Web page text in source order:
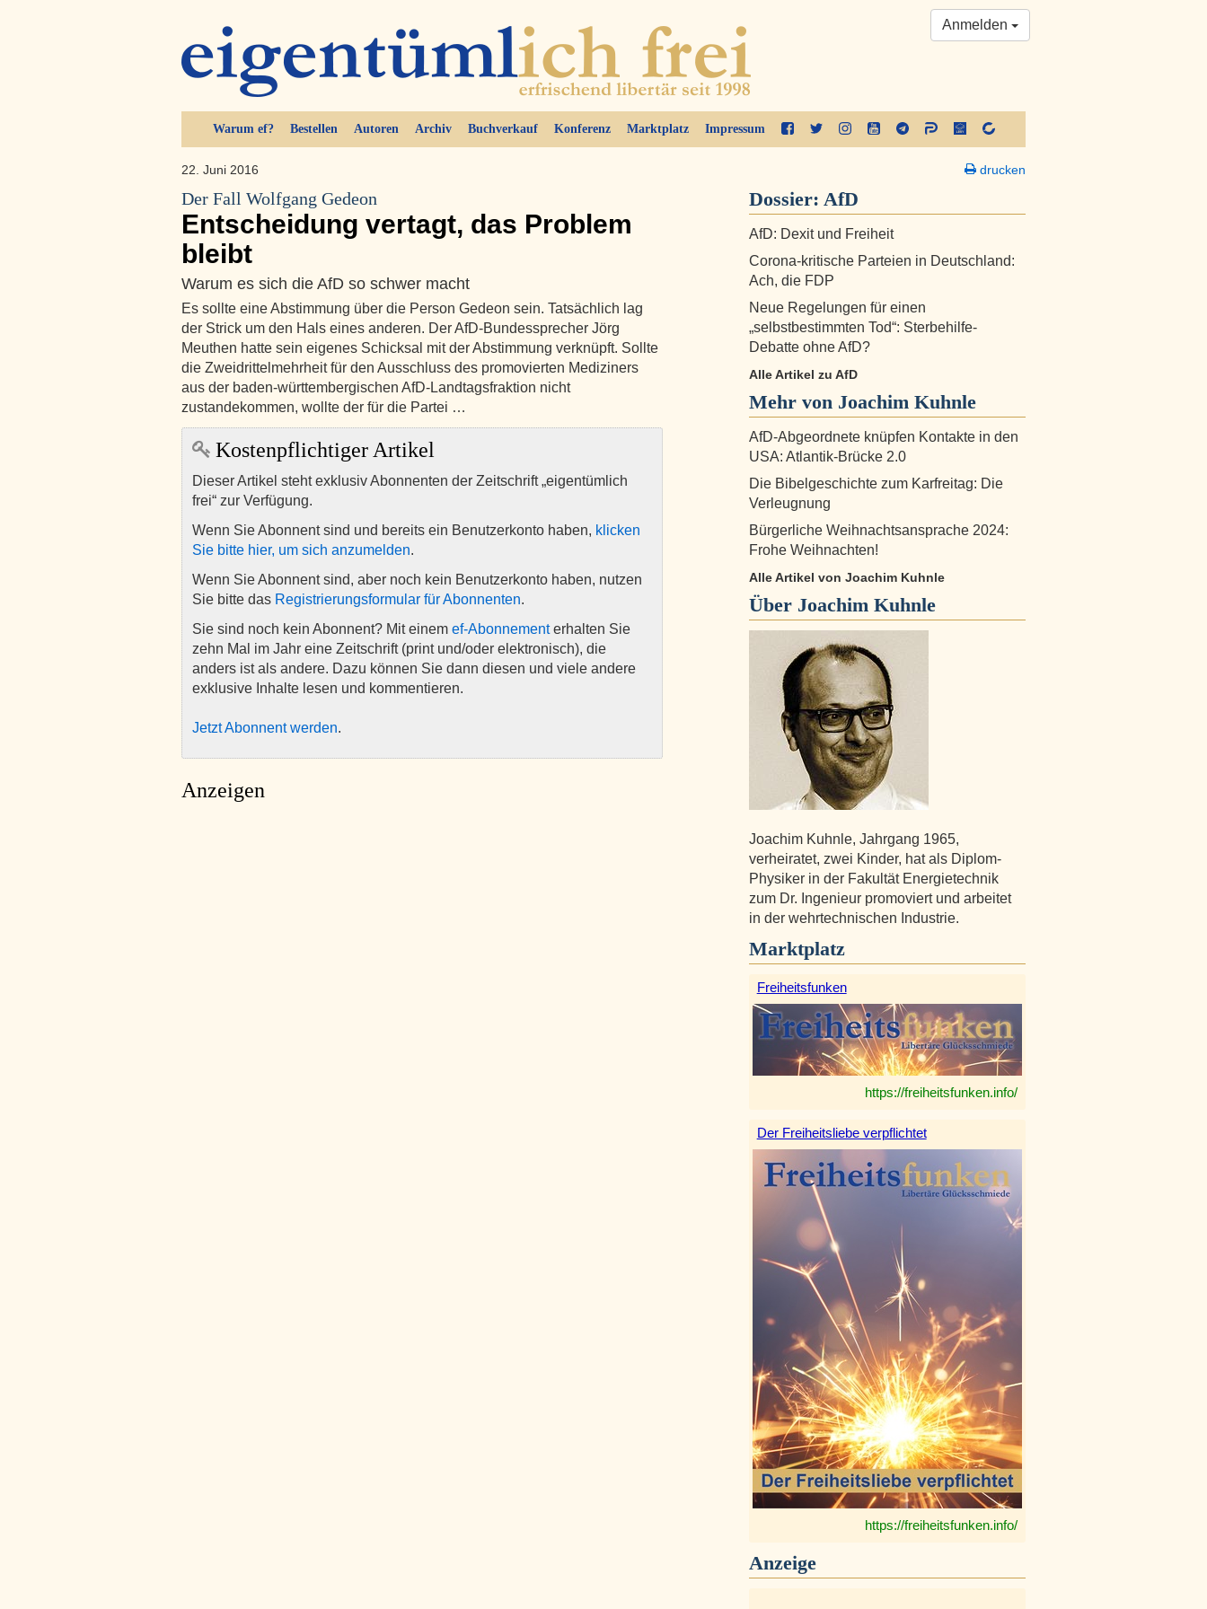
Warum ef? Bestellen Autoren Archiv Buchverkauf Konferenz Marktplatz Impressum
Anmelden
22. Juni 2016
Der Fall Wolfgang Gedeon
Entscheidung vertagt, das Problem
bleibt
Warum es sich die AfD so schwer macht
Es sollte eine Abstimmung über die Person Gedeon sein. Tatsächlich lag
der Strick um den Hals eines anderen. Der AfD-Bundessprecher Jörg
Meuthen hatte sein eigenes Schicksal mit der Abstimmung verknüpft. Sollte
die Zweidrittelmehrheit für den Ausschluss des promovierten Mediziners
aus der baden-württembergischen AfD-Landtagsfraktion nicht
zustandekommen, wollte der für die Partei …
Kostenpflichtiger Artikel
Dieser Artikel steht exklusiv Abonnenten der Zeitschrift „eigentümlich
frei“ zur Verfügung.
Wenn Sie Abonnent sind und bereits ein Benutzerkonto haben, klicken
Sie bitte hier, um sich anzumelden.
Wenn Sie Abonnent sind, aber noch kein Benutzerkonto haben, nutzen
Sie bitte das Registrierungsformular für Abonnenten.
Sie sind noch kein Abonnent? Mit einem ef-Abonnementerhalten Sie
zehn Mal im Jahr eine Zeitschrift (print und/oder elektronisch), die
anders ist als andere. Dazu können Sie dann diesen und viele andere
exklusive Inhalte lesen und kommentieren.
Jetzt Abonnent werden.
Anzeigen
drucken
Dossier: AfD
AfD: Dexit und Freiheit
Corona-kritische Parteien in Deutschland:
Ach, die FDP
Neue Regelungen für einen
„selbstbestimmten Tod“: Sterbehilfe-
Debatte ohne AfD?
Alle Artikel zu AfD
Mehr von Joachim Kuhnle
AfD-Abgeordnete knüpfen Kontakte in den
USA: Atlantik-Brücke 2.0
Die Bibelgeschichte zum Karfreitag: Die
Verleugnung
Bürgerliche Weihnachtsansprache 2024:
Frohe Weihnachten!
Alle Artikel von Joachim Kuhnle
Über Joachim Kuhnle
Joachim Kuhnle, Jahrgang 1965,
verheiratet, zwei Kinder, hat als Diplom-
Physiker in der Fakultät Energietechnik
zum Dr. Ingenieur promoviert und arbeitet
in der wehrtechnischen Industrie.
Marktplatz
Freiheitsfunken
https://freiheitsfunken.info/
Der Freiheitsliebe verpflichtet
https://freiheitsfunken.info/
Anzeige